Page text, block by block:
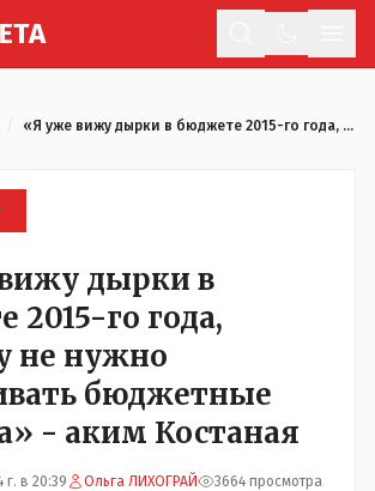
«Я уже вижу дырки в бюджете 2015-го года, поэтому не нужно распиливать бюджетные средства» - аким Костаная
дырки в
2015-го года,
не нужно
бюджетные
- аким Костаная
г. в 20:39 Ольга ЛИХОГРАЙ 3664 просмотра